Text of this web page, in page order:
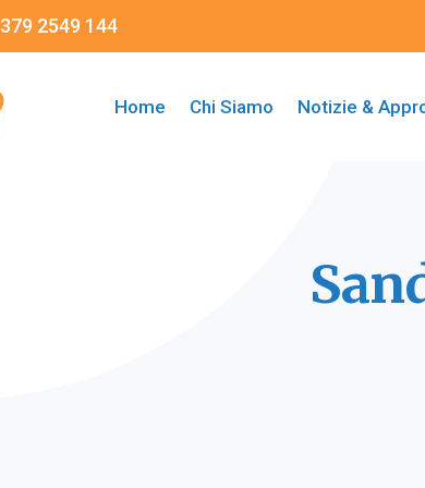
379 2549 144
Home Chi Siamo Notizie &